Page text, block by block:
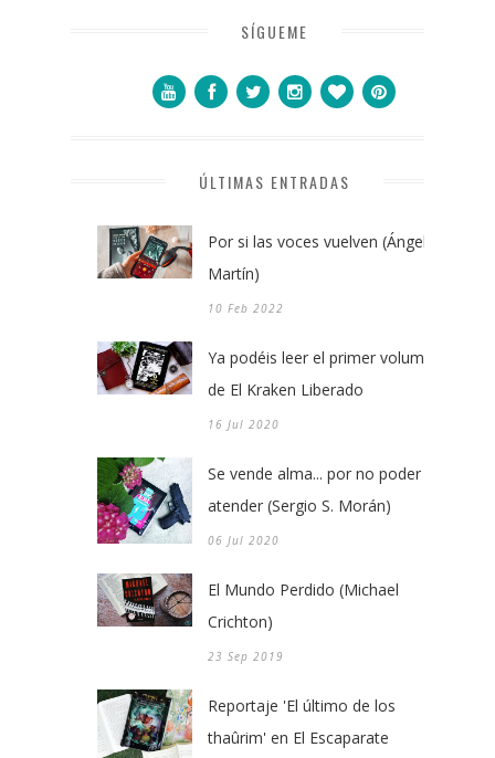
SÍGUEME
ÚLTIMAS ENTRADAS
Por si las voces vuelven (Ángel
Martín)
10 Feb 2022
Ya podéis leer el primer volumen
de El Kraken Liberado
16 Jul 2020
Se vende alma... por no poder
atender (Sergio S. Morán)
06 Jul 2020
El Mundo Perdido (Michael
Crichton)
23 Sep 2019
Reportaje 'El último de los
thaûrim' en El Escaparate